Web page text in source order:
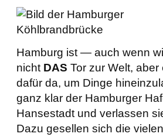
Hamburg ist — auch wenn
nicht DAS Tor zur Welt,
dafür da, um Dinge
ganz klar der Hamburger
Hansestadt und verlassen
Dazu gesellen sich die